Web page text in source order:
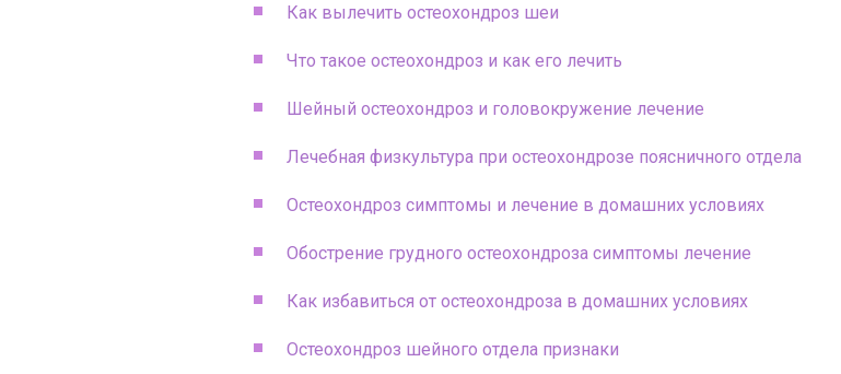
Как вылечить остеохондроз шеи
Что такое остеохондроз и как его лечить
Шейный остеохондроз и головокружение лечение
Лечебная физкультура при остеохондрозе поясничного отдела
Остеохондроз симптомы и лечение в домашних условиях
Обострение грудного остеохондроза симптомы лечение
Как избавиться от остеохондроза в домашних условиях
Остеохондроз шейного отдела признаки